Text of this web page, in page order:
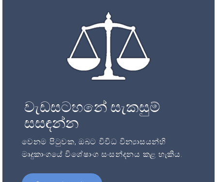
වැඩසටහනේ සැකසුම්
සසඳන්න
වෙනම පිටුවක, ඔබට විවිධ වින්‍යාසයන්හි
මෘදුකාංගයේ විශේෂාංග සංසන්දනය කළ හැකිය.